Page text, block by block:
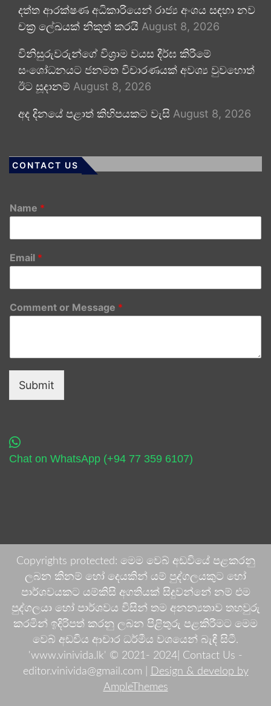
දත්ත ආරක්ෂණ අධිකාරියෙන් රාජ්‍ය අංශය සඳහා නව
චක්‍ර ලේඛයක් නිකුත් කරයි August 8, 2026
විනිසුරුවරුන්ගේ විශ්‍රාම වයස දීර්ඝ කිරීමේ
සංශෝධනයට ජනමත විචාරණයක් අවශ්‍ය වුවහොත්
ඊට සූදානම් August 8, 2026
අද දිනයේ පළාත් කිහිපයකට වැසි August 8, 2026
CONTACT US
Name *
Email *
Comment or Message *
Submit
Chat on WhatsApp (+94 77 359 6107)
Copyrights protected: මෙම වෙබ් අඩවියේ පළකරනු
ලබන කිනම් හෝ දෙයකින් යම් පුද්ගලයකුට හෝ
පාර්ශවයකට යම්කිසි අගතියක් සිදුවන්නේ නම් එම
පුද්ගලයා හෝ පාර්ශවය විසින් තම අනන්‍යතාව තහවුරු
කරමින් ඉදිරිපත් කරනු ලබන පිළිතුරු පළකිරීමට මෙම
වෙබ් අඩවිය ආචාර ධර්මීය වශයෙන් බැඳී සිටී.
'www.vinivida.lk' © 2021- 2024| Contact Us -
editor.vinivida@gmail.com |
Design & develop by
AmpleThemes